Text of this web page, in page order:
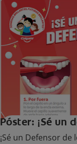
Póster: ¡Sé un
¡Sé un Defensor